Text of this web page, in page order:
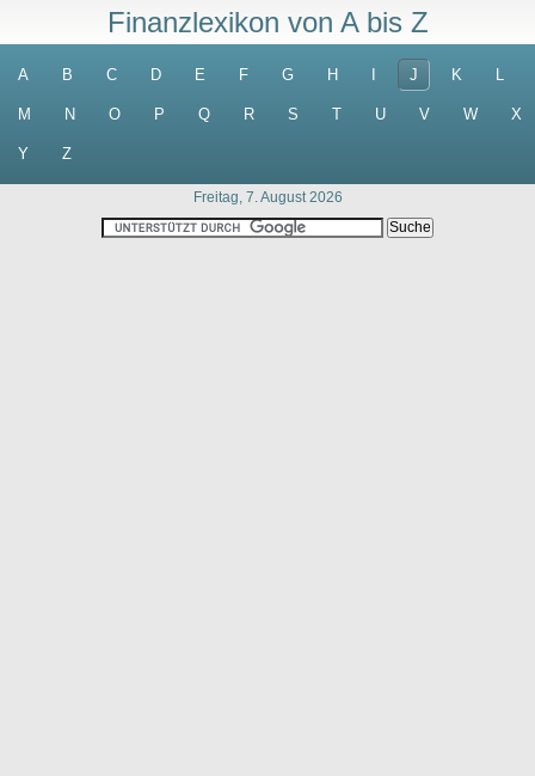
Finanzlexikon von A bis Z
A B C D E F G H J K L
M N O P Q R S T U V W X
Y Z
Freitag, 7. August 2026